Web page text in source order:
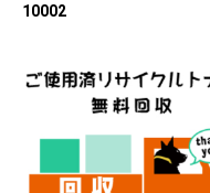
10002